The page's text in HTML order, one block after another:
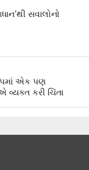
સવાલોનો
કપમાં એક પણ
વ્યક્ત કરી ચિંતા